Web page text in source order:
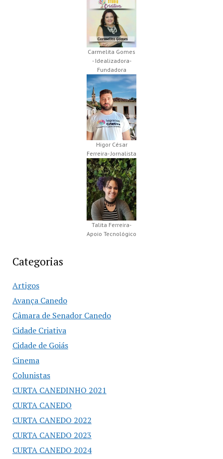
Carmelita Gomes
- Idealizadora-
Fundadora
Higor César
Ferreira- Jornalista
Talita Ferreira-
Apoio Tecnológico
Categorias
Artigos
Avança Canedo
Câmara de Senador Canedo
Cidade Criativa
Cidade de Goiás
Cinema
Colunistas
CURTA CANEDINHO 2021
CURTA CANEDO
CURTA CANEDO 2022
CURTA CANEDO 2023
CURTA CANEDO 2024